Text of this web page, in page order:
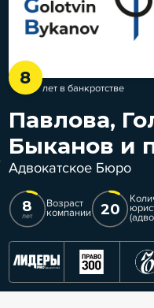
8
лет в банкротстве
Павлова,
Быканов и
Адвокатское Бюро
8
лет
Возраст
компании 20